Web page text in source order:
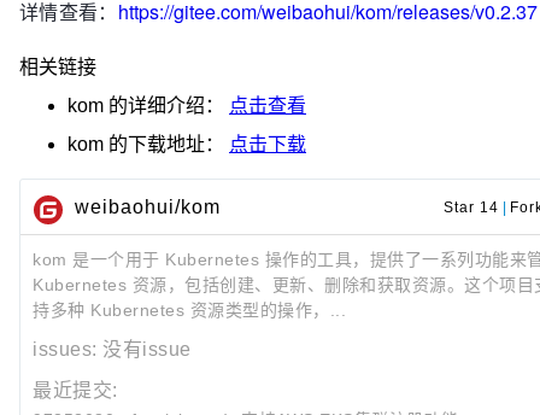
详情查看： https://gitee.com/weibaohui/kom/releases/v0.2.37
相关链接
kom 的详细介绍：
点击查看
kom 的下载地址： 点击下载
weibaohui/kom Star 14
kom 是一个用于 Kubernetes 操作的工具，提供了一系列功能来
Kubernetes 资源，包括创建、更新、删除和获取资源。这个项目
持多种 Kubernetes 资源类型的操作，...
issues: 没有issue
最近提交: